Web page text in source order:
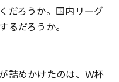
だろうか。国内リーグ
るだろうか。
詰めかけたのは、Ｗ杯